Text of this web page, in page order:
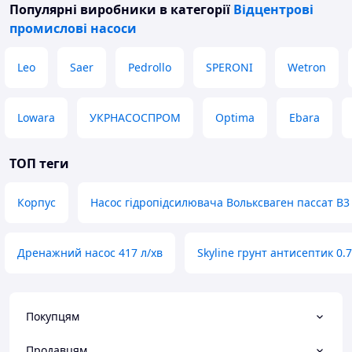
Популярні виробники в категорії Відцентрові
промислові насоси
Leo Saer Pedrollo SPERONI Wetron
Lowara УКРНАСОСПРОМ Optima Ebara
ТОП теги
Корпус Насос гідропідсилювача Вольксваген пассат B3
Дренажний насос 417 л/хв Skyline грунт антисептик
Покупцям